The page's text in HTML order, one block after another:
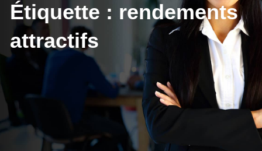
Étiquette : rendements
attractifs